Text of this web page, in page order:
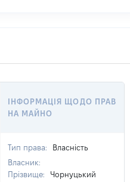
ІНФОРМАЦІЯ ЩОДО ПРАВ
НА МАЙНО
Тип права:
Власність
Власник:
Прізвище:
Чорнуцький